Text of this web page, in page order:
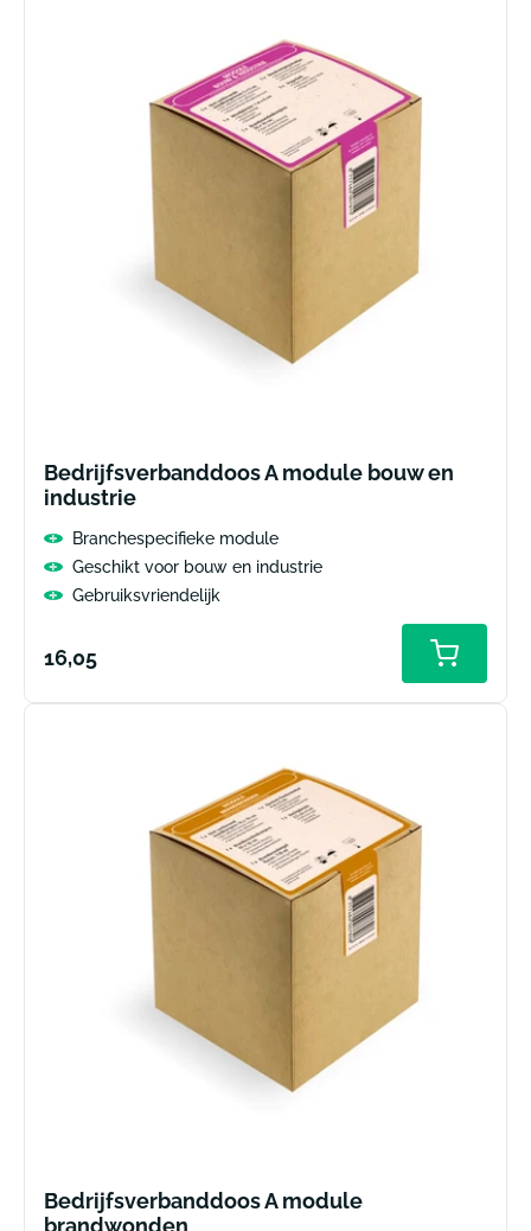
Bedrijfsverbanddoos A module bouw en
industrie
Branchespecifieke module
Geschikt voor bouw en industrie
Gebruiksvriendelijk
Normale
16,05
Bedrijfsverbanddoos A module
brandwonden